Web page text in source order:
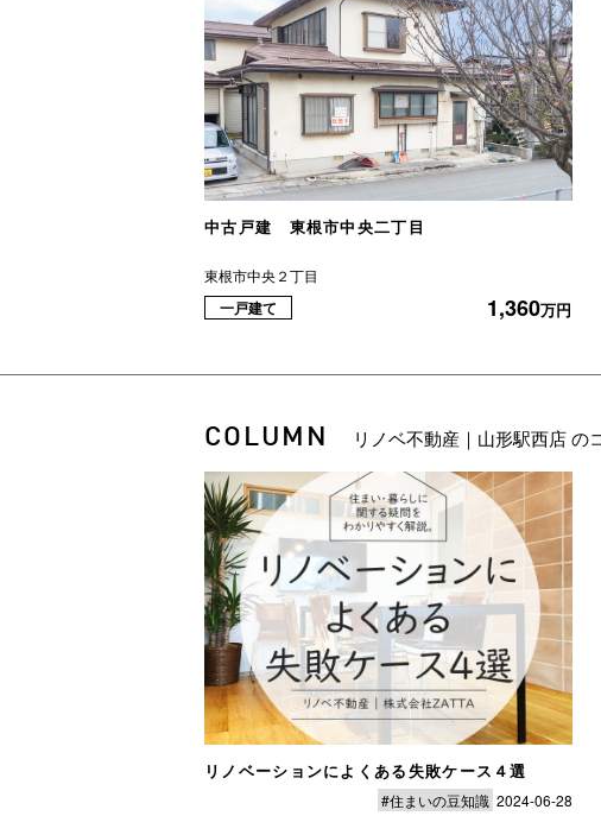
中古戸建 東根市中央二丁目
東根市中央２丁目
一戸建て 1,360万円
COLUMN リノベ不動産｜山形駅西店 の
リノベーションによくある失敗ケース４選
#住まいの豆知識 2024-06-28